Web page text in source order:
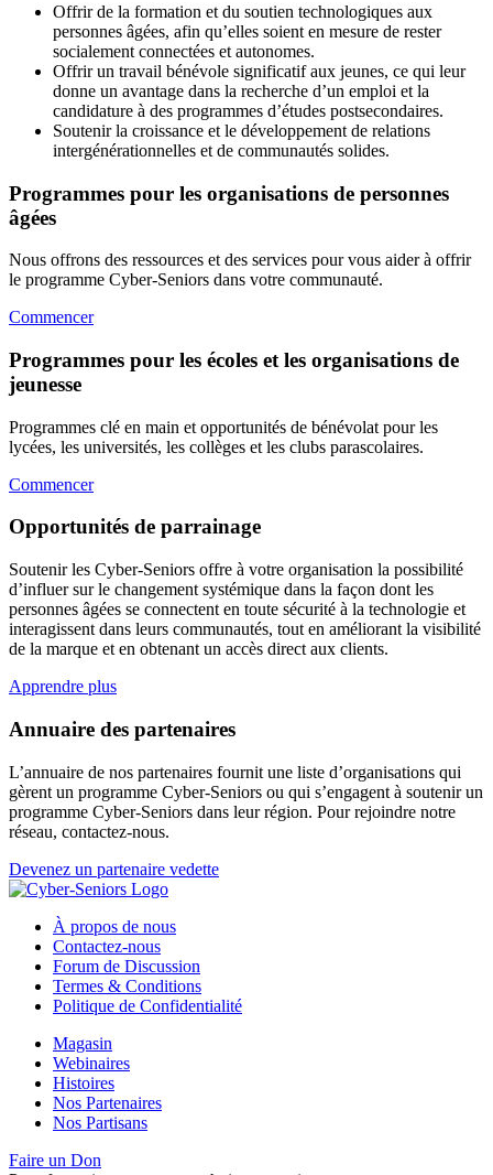
Offrir de la formation et du soutien technologiques aux
personnes âgées, afin qu’elles soient en mesure de rester
socialement connectées et autonomes.
Offrir un travail bénévole significatif aux jeunes, ce qui leur
donne un avantage dans la recherche d’un emploi et la
candidature à des programmes d’études postsecondaires.
Soutenir la croissance et le développement de relations
intergénérationnelles et de communautés solides.
Programmes pour les organisations de personnes
âgées
Nous offrons des ressources et des services pour vous aider à offrir
le programme Cyber-Seniors dans votre communauté.
Commencer
Programmes pour les écoles et les organisations de
jeunesse
Programmes clé en main et opportunités de bénévolat pour les
lycées, les universités, les collèges et les clubs parascolaires.
Commencer
Opportunités de parrainage
Soutenir les Cyber-Seniors offre à votre organisation la possibilité
d’influer sur le changement systémique dans la façon dont les
personnes âgées se connectent en toute sécurité à la technologie et
interagissent dans leurs communautés, tout en améliorant la visibilité
de la marque et en obtenant un accès direct aux clients.
Apprendre plus
Annuaire des partenaires
L’annuaire de nos partenaires fournit une liste d’organisations qui
gèrent un programme Cyber-Seniors ou qui s’engagent à soutenir un
programme Cyber-Seniors dans leur région. Pour rejoindre notre
réseau, contactez-nous.
Devenez un partenaire vedette
À propos de nous
Contactez-nous
Forum de Discussion
Termes & Conditions
Politique de Confidentialité
Magasin
Webinaires
Histoires
Nos Partenaires
Nos Partisans
Faire un Don